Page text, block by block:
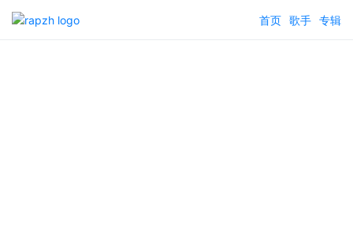
首页 歌手 专辑